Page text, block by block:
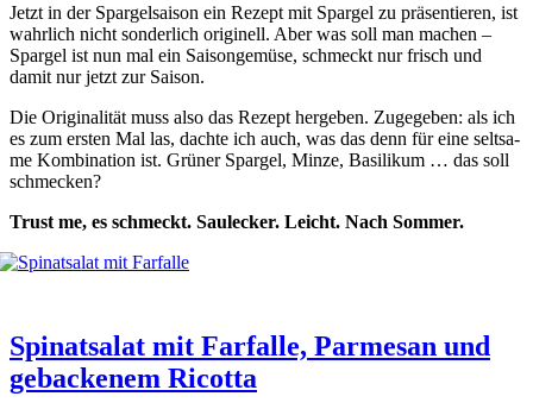
Jetzt in der Spar­gel­sai­son ein Rezept mit Spar­gel zu prä­sen­tie­ren, ist
wahr­lich nicht son­der­lich ori­gi­nell. Aber was soll man machen –
Spar­gel ist nun mal ein Sai­son­ge­mü­se, schmeckt nur frisch und
damit nur jetzt zur Sai­son.
Die Ori­gi­na­li­tät muss also das Rezept her­ge­ben. Zuge­ge­ben: als ich
es zum ers­ten Mal las, dach­te ich auch, was das denn für eine selt­sa­
me Kom­bi­na­ti­on ist. Grü­ner Spar­gel, Min­ze, Basi­li­kum … das soll
schme­cken?
Trust me, es schmeckt. Saul­ecker. Leicht. Nach Som­mer.
Spinatsalat mit Farfalle, Parmesan und
gebackenem Ricotta